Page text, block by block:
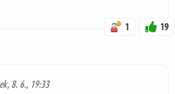
1 19
8. 6., 19:33